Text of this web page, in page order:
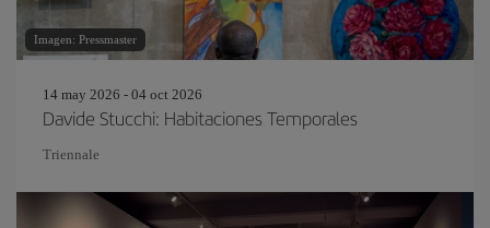
Imagen: Pressmaster
14 may 2026 - 04 oct 2026
Davide Stucchi: Habitaciones Temporales
Triennale